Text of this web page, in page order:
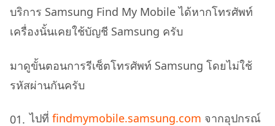
บริการ Samsung Find My Mobile ได้หากโทรศัพท์
เครื่องนั้นเคยใช้บัญชี Samsung ครับ
มาดูขั้นตอนการรีเซ็ตโทรศัพท์ Samsung โดยไม่ใช้
รหัสผ่านกันครับ
ไปที่ findmymobile.samsung.com จากอุปกรณ์